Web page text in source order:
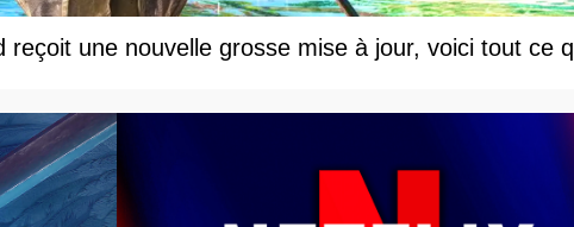
une nouvelle grosse mise à jour, voici tout ce